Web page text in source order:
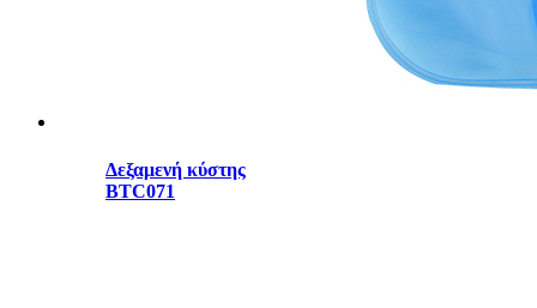
Δεξαμενή κύστης
BTC071